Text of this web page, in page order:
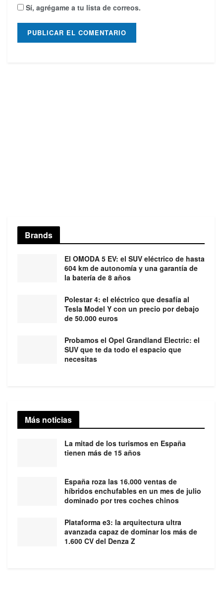
Sí, agrégame a tu lista de correos.
Brands
El OMODA 5 EV: el SUV eléctrico de hasta
604 km de autonomía y una garantía de
la batería de 8 años
Polestar 4: el eléctrico que desafía al
Tesla Model Y con un precio por debajo
de 50.000 euros
Probamos el Opel Grandland Electric: el
SUV que te da todo el espacio que
necesitas
Más noticias
La mitad de los turismos en España
tienen más de 15 años
España roza las 16.000 ventas de
híbridos enchufables en un mes de julio
dominado por tres coches chinos
Plataforma e3: la arquitectura ultra
avanzada capaz de dominar los más de
1.600 CV del Denza Z